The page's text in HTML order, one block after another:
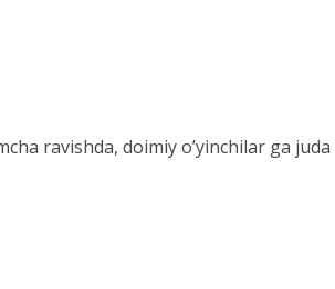
ravishda, doimiy o’yinchilar ga juda